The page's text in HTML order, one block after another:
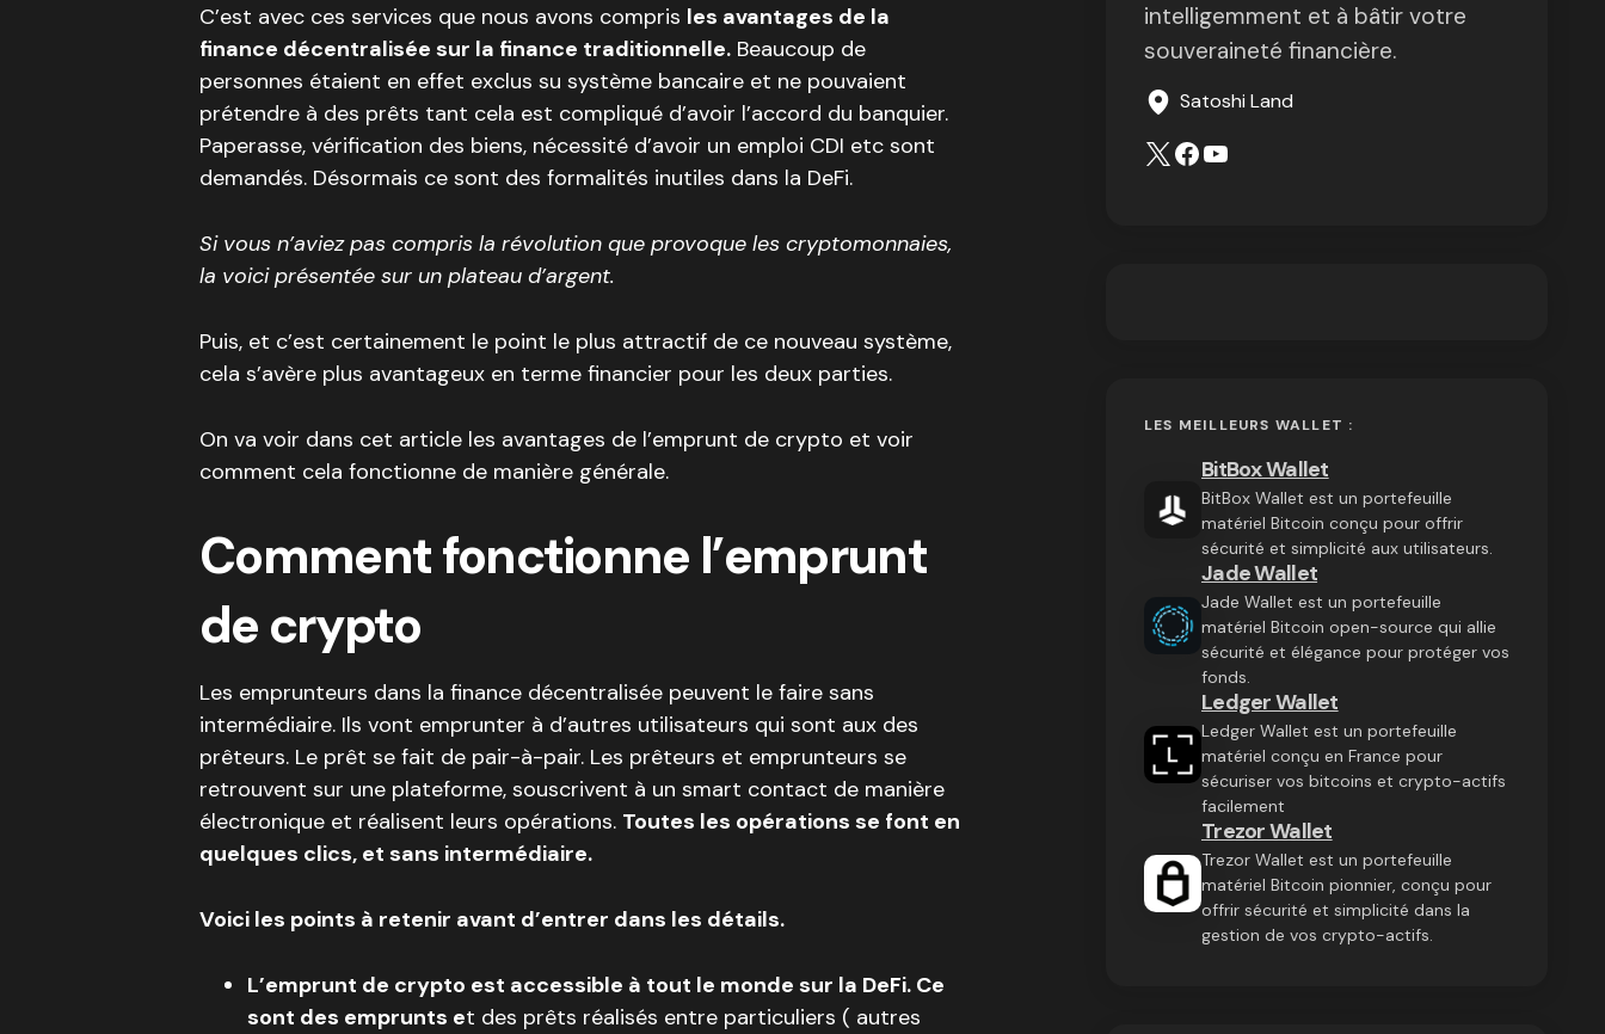
C’est avec ces services que nous avons compris les avantages de la
finance décentralisée sur la finance traditionnelle. Beaucoup de
personnes étaient en effet exclus su système bancaire et ne pouvaient
prétendre à des prêts tant cela est compliqué d’avoir l’accord du banquier.
Paperasse, vérification des biens, nécessité d’avoir un emploi CDI etc sont
demandés. Désormais ce sont des formalités inutiles dans la DeFi.
Si vous n’aviez pas compris la révolution que provoque les cryptomonnaies,
la voici présentée sur un plateau d’argent.
Puis, et c’est certainement le point le plus attractif de ce nouveau système,
cela s’avère plus avantageux en terme financier pour les deux parties.
On va voir dans cet article les avantages de l’emprunt de crypto et voir
comment cela fonctionne de manière générale.
Comment fonctionne l’emprunt
de crypto
Les emprunteurs dans la finance décentralisée peuvent le faire sans
intermédiaire. Ils vont emprunter à d’autres utilisateurs qui sont aux des
prêteurs. Le prêt se fait de pair-à-pair. Les prêteurs et emprunteurs se
retrouvent sur une plateforme, souscrivent à un smart contact de manière
électronique et réalisent leurs opérations. Toutes les opérations se font en
quelques clics, et sans intermédiaire.
Voici les points à retenir avant d’entrer dans les détails.
L’emprunt de crypto est accessible à tout le monde sur la DeFi. Ce
sont des emprunts et des prêts réalisés entre particuliers ( autres
intelligemment et à bâtir votre
souveraineté financière.
Satoshi Land
LES MEILLEURS WALLET :
BitBox Wallet
BitBox Wallet est un portefeuille
matériel Bitcoin conçu pour offrir
sécurité et simplicité aux utilisateurs.
Jade Wallet
Jade Wallet est un portefeuille
matériel Bitcoin open-source qui allie
sécurité et élégance pour protéger vos
fonds.
Ledger Wallet
Ledger Wallet est un portefeuille
matériel conçu en France pour
sécuriser vos bitcoins et crypto-actifs
facilement
Trezor Wallet
Trezor Wallet est un portefeuille
matériel Bitcoin pionnier, conçu pour
offrir sécurité et simplicité dans la
gestion de vos crypto-actifs.